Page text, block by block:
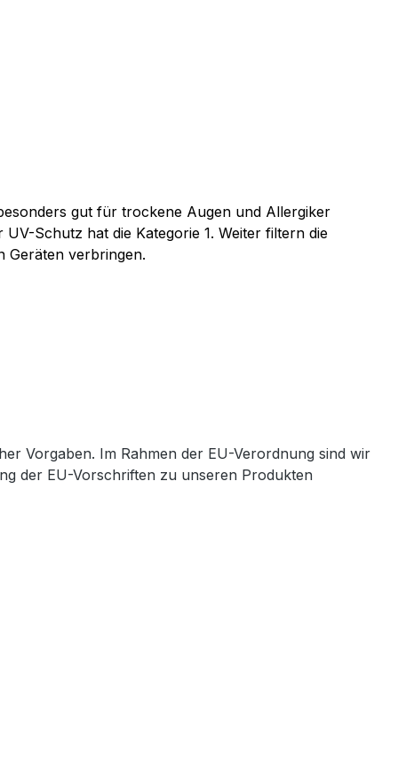
gut für trockene Augen und Allergiker
Schutz hat die Kategorie 1. Weiter filtern die
Geräten verbringen.
Vorgaben. Im Rahmen der EU-Verordnung sind wir
der EU-Vorschriften zu unseren Produkten